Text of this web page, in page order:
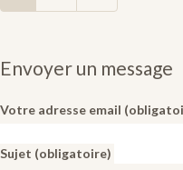
Envoyer un message
Votre adresse email
Sujet (obligatoire)